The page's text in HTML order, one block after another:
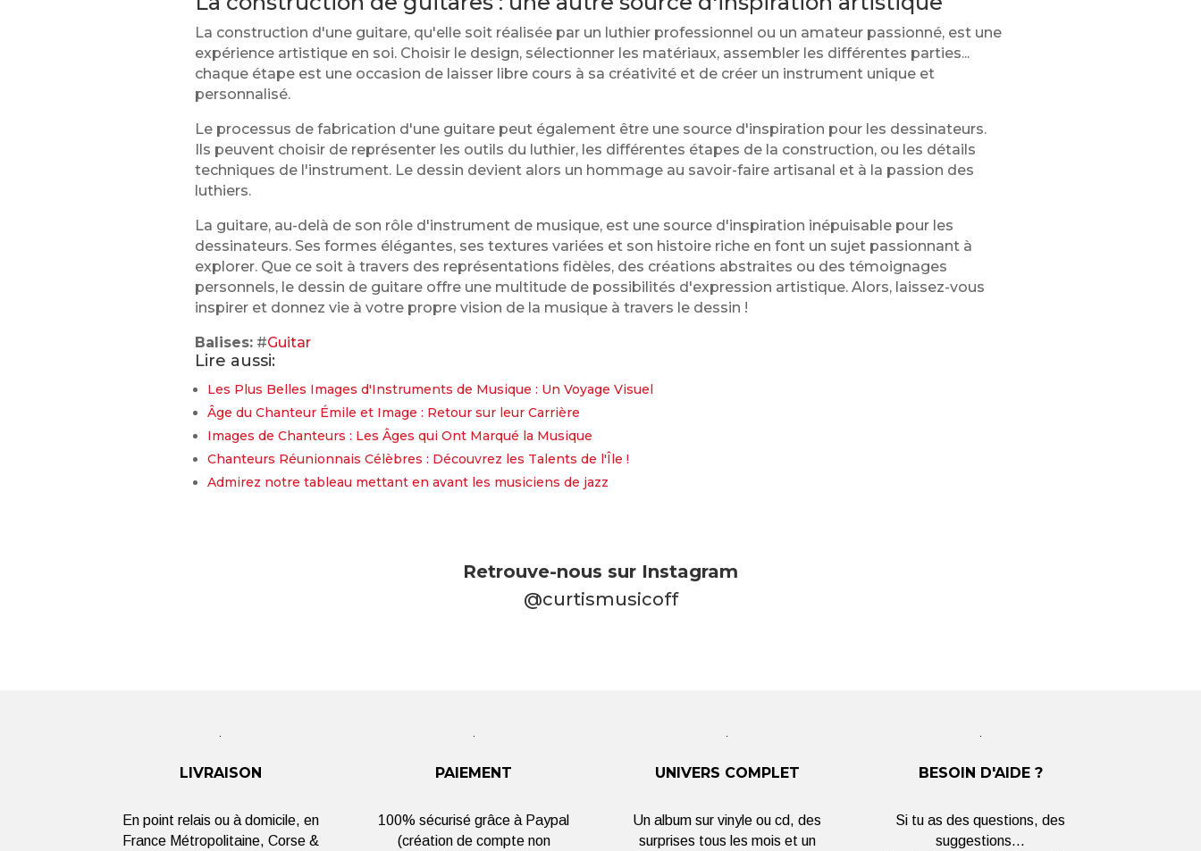
La construction d'une guitare, qu'elle soit réalisée par un luthier professionnel ou un amateur passionné, est une
expérience artistique en soi. Choisir le design, sélectionner les matériaux, assembler les différentes parties...
chaque étape est une occasion de laisser libre cours à sa créativité et de créer un instrument unique et
personnalisé.
Le processus de fabrication d'une guitare peut également être une source d'inspiration pour les dessinateurs.
Ils peuvent choisir de représenter les outils du luthier, les différentes étapes de la construction, ou les détails
techniques de l'instrument. Le dessin devient alors un hommage au savoir-faire artisanal et à la passion des
luthiers.
La guitare, au-delà de son rôle d'instrument de musique, est une source d'inspiration inépuisable pour les
dessinateurs. Ses formes élégantes, ses textures variées et son histoire riche en font un sujet passionnant à
explorer. Que ce soit à travers des représentations fidèles, des créations abstraites ou des témoignages
personnels, le dessin de guitare offre une multitude de possibilités d'expression artistique. Alors, laissez-vous
inspirer et donnez vie à votre propre vision de la musique à travers le dessin !
Balises: #Guitar
Lire aussi:
Les Plus Belles Images d'Instruments de Musique : Un Voyage Visuel
Âge du Chanteur Émile et Image : Retour sur leur Carrière
Images de Chanteurs : Les Âges qui Ont Marqué la Musique
Chanteurs Réunionnais Célèbres : Découvrez les Talents de l'Île !
Admirez notre tableau mettant en avant les musiciens de jazz
Retrouve-nous sur Instagram
@curtismusicoff
LIVRAISON
En point relais ou à domicile, en
France Métropolitaine, Corse &
PAIEMENT
100% sécurisé grâce à Paypal
(création de compte non
UNIVERS COMPLET
Un album sur vinyle ou cd, des
surprises tous les mois et un
BESOIN D'AIDE ?
Si tu as des questions, des
suggestions...